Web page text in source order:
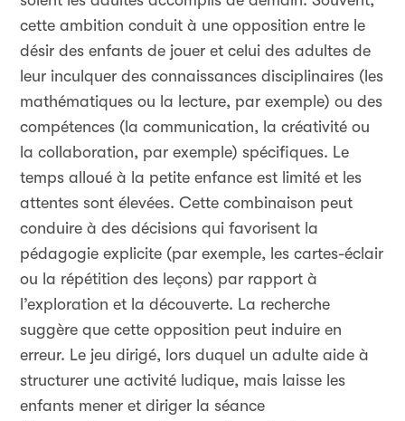
cette ambition conduit à une opposition entre le
désir des enfants de jouer et celui des adultes de
leur inculquer des connaissances disciplinaires (les
mathématiques ou la lecture, par exemple) ou des
compétences (la communication, la créativité ou
la collaboration, par exemple) spécifiques. Le
temps alloué à la petite enfance est limité et les
attentes sont élevées. Cette combinaison peut
conduire à des décisions qui favorisent la
pédagogie explicite (par exemple, les cartes-éclair
ou la répétition des leçons) par rapport à
l’exploration et la découverte. La recherche
suggère que cette opposition peut induire en
erreur. Le jeu dirigé, lors duquel un adulte aide à
structurer une activité ludique, mais laisse les
enfants mener et diriger la séance